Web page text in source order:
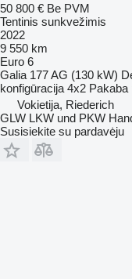
50 800 € Be PVM
Tentinis sunkvežimis
2022
9 550 km
Euro 6
Galia 177 AG (130 kW)
konfigūracija 4x2 Pakaba
Vokietija, Riederich
GLW LKW und PKW
Susisiekite su pardavėju